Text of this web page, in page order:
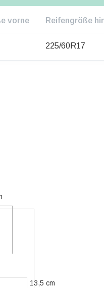
vorne Reifengröße
225/60R17
13,5 cm